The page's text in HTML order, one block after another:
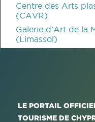
Centre des Arts
(CAVR)
Galerie d’Art de la
(Limassol)
LE PORTAIL
TOURISME DE